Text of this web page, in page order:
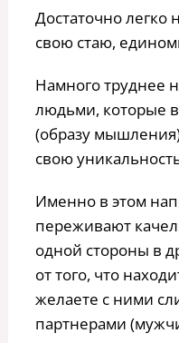
Достаточно легко
свою стаю,
Намного труднее
людьми, которые
(образу
свою
Именно в этом
переживают
одной стороны в
от того, что
желаете с ними
партнерами